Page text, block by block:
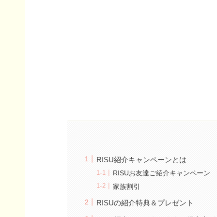
RISU紹介キャンペーンとは
RISUお友達ご紹介キャンペーン
家族割引
RISUの紹介特典＆プレゼント